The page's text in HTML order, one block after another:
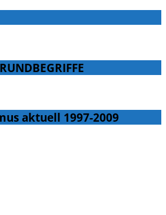
aktuell 1997-2009